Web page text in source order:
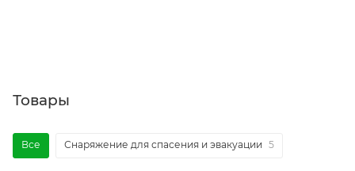
Товары
Все Снаряжение для спасения и эвакуации 5